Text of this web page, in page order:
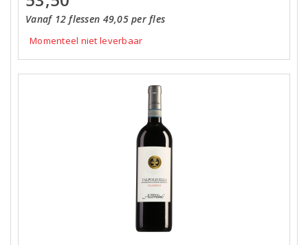
Vanaf 12 flessen 49,05 per fles
Momenteel niet leverbaar